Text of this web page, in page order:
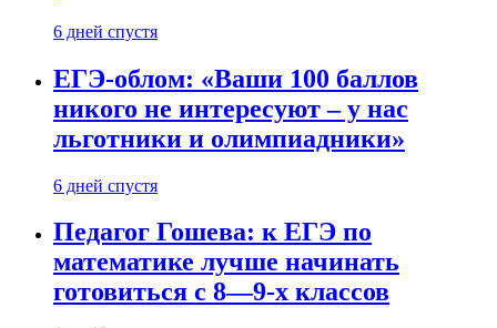
6 дней спустя
ЕГЭ-облом: «Ваши 100 баллов
никого не интересуют – у нас
льготники и олимпиадники»
6 дней спустя
Педагог Гошева: к ЕГЭ по
математике лучше начинать
готовиться с 8—9-х классов